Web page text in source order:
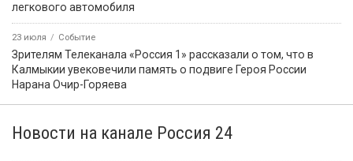
легкового автомобиля
23 июля Событие
Зрителям Телеканала «Россия 1» рассказали о том, что в
Калмыкии увековечили память о подвиге Героя России
Нарана Очир-Горяева
Новости на канале Россия 24